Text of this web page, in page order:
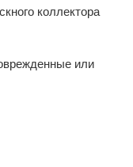
коллектора
или